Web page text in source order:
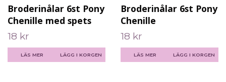
Broderinålar 6st Pony
Chenille med spets
18 kr
LÄS MER LÄGG I KORGEN
Broderinålar 6st Pony
Chenille
18 kr
LÄS MER LÄGG I KORGEN